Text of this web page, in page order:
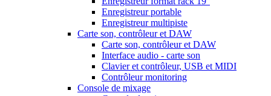
Enregistreur portable
Enregistreur multipiste
Carte son, contrôleur et DAW
Carte son, contrôleur et DAW
Interface audio - carte son
Clavier et contrôleur, USB et MIDI
Contrôleur monitoring
Console de mixage